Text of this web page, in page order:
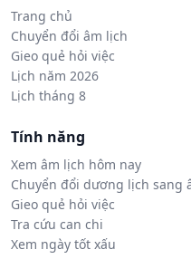
Trang chủ
Chuyển đổi âm lịch
Gieo quẻ hỏi việc
Lịch năm 2026
Lịch tháng 8
Tính năng
Xem âm lịch hôm nay
Chuyển đổi dương lịch sang
Gieo quẻ hỏi việc
Tra cứu can chi
Xem ngày tốt xấu